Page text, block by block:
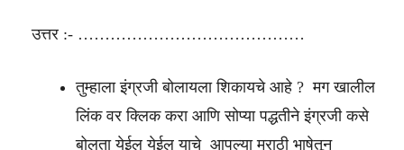
उत्तर :- ……………………………………
तुम्हाला इंग्रजी बोलायला शिकायचे आहे ? मग खालील
लिंक वर क्लिक करा आणि सोप्या पद्धतीने इंग्रजी कसे
बोलता येईल येईल याचे आपल्या मराठी भाषेतून